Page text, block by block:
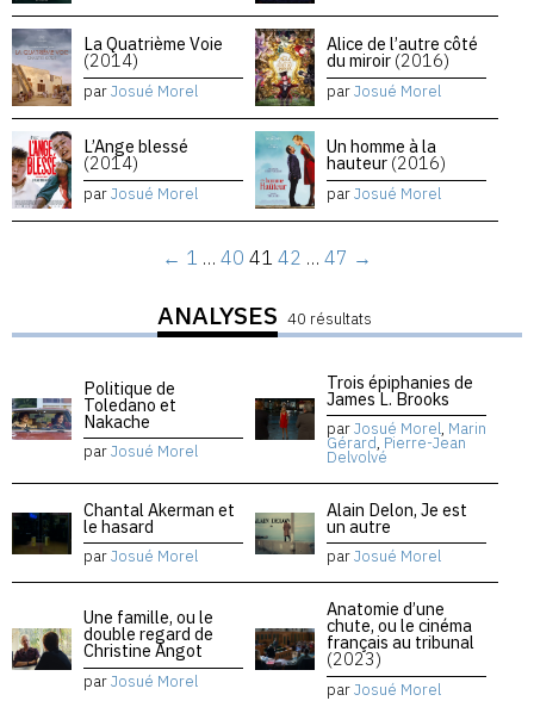
La Quatrième Voie
(2014)
parJosué Morel
Alice de l’autre côté
du miroir (2016)
parJosué Morel
L’Ange blessé
(2014)
parJosué Morel
Un homme à la
hauteur (2016)
parJosué Morel
← 1 … 40 41 42 … 47 →
ANALYSES 40 résultats
Politique de
Toledano et
Nakache
parJosué Morel
Trois épiphanies de
James L. Brooks
parJosué Morel, Marin
Gérard, Pierre-Jean
Delvolvé
Chantal Akerman et
le hasard
parJosué Morel
Alain Delon, Je est
un autre
parJosué Morel
Une famille, ou le
double regard de
Christine Angot
parJosué Morel
Anatomie d’une
chute, ou le cinéma
français au tribunal
(2023)
parJosué Morel